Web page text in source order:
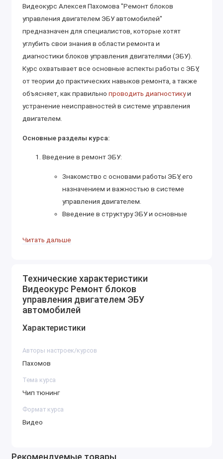
Видеокурс Алексея Пахомова "Ремонт блоков
управления двигателем ЭБУ автомобилей"
предназначен для специалистов, которые хотят
углубить свои знания в области ремонта и
диагностики блоков управления двигателями (ЭБУ).
Курс охватывает все основные аспекты работы с ЭБУ,
от теории до практических навыков ремонта, а также
объясняет, как правильно проводить диагностикуи
устранение неисправностей в системе управления
двигателем.
Основные разделы курса:
Введение в ремонт ЭБУ:
Знакомство с основами работы ЭБУ, его
назначением и важностью в системе
управления двигателем.
Введение в структуру ЭБУ и основные
Типы и устройства блоков управления:
Разбор устройства и принципа работы
ЭБУ, схемы их подключения и
особенности работы с разными марками
Принципы диагностики неисправностей ЭБУ:
Изучение основных методов диагностики
Теория и практика ремонта ЭБУ:
Читать дальше
Технические характеристики
Видеокурс Ремонт блоков
управления двигателем ЭБУ
автомобилей
Характеристики
Авторы настроек/курсов
Пахомов
Тема курса
Чип тюнинг
Формат курса
Видео